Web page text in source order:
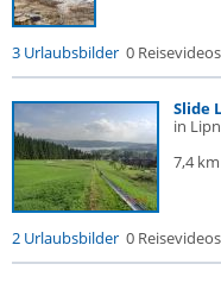
3 Urlaubsbilder 0 Reisevideos
Slide
in
7,4
2 Urlaubsbilder 0 Reisevideos